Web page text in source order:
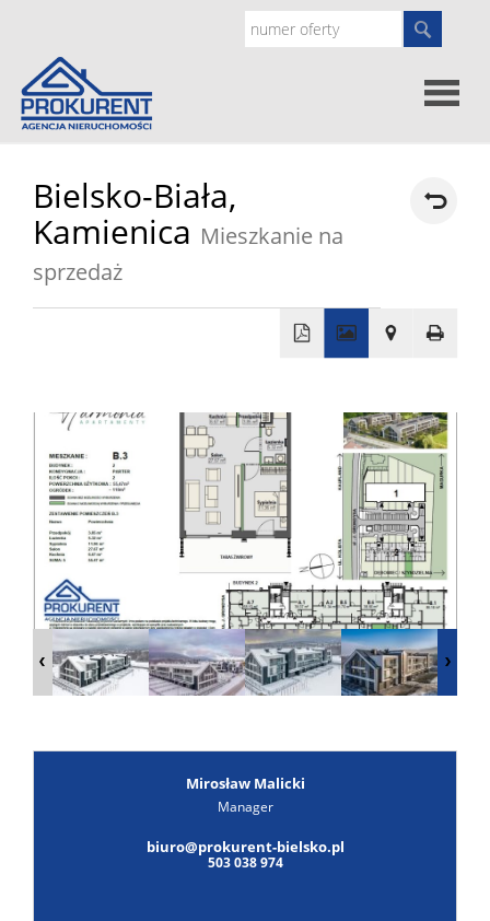
nas
Zgłoś
Zgłoś
ofertę
Bielsko-Biała,
Kamienica Mieszkanie na
sprzedaż
−
Leaflet
Mirosław Malicki
Manager
biuro@prokurent-bielsko.pl
503 038 974